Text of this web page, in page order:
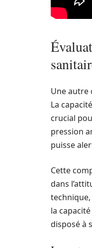
Une autre
La
crucial
pression
puisse
Cette
dans
la
disposé à